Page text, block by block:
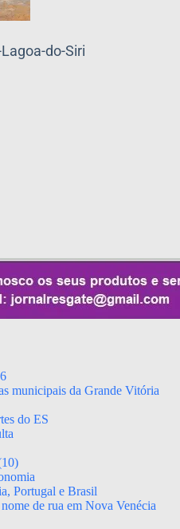
do-Siri
municipais da Grande Vitória
do ES
Portugal e Brasil
de rua em Nova Venécia